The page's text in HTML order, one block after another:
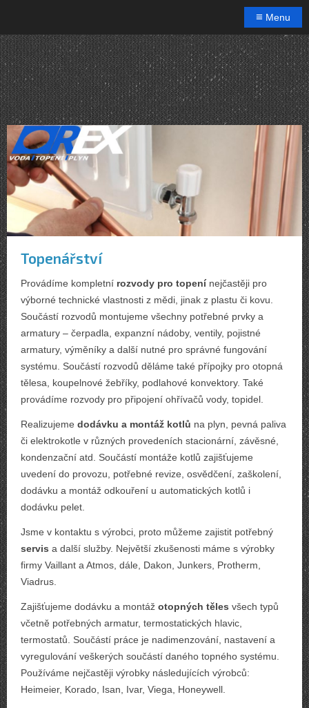
≡ Menu
Topenářství
Provádíme kompletní rozvody pro topení nejčastěji pro
výborné technické vlastnosti z mědi, jinak z plastu či kovu.
Součástí rozvodů montujeme všechny potřebné prvky a
armatury – čerpadla, expanzní nádoby, ventily, pojistné
armatury, výměníky a další nutné pro správné fungování
systému. Součástí rozvodů děláme také přípojky pro otopná
tělesa, koupelnové žebříky, podlahové konvektory. Také
provádíme rozvody pro připojení ohřívačů vody, topidel.
Realizujeme dodávku a montáž kotlů na plyn, pevná paliva
či elektrokotle v různých provedeních stacionární, závěsné,
kondenzační atd. Součástí montáže kotlů zajišťujeme
uvedení do provozu, potřebné revize, osvědčení, zaškolení,
dodávku a montáž odkouření u automatických kotlů i
dodávku pelet.
Jsme v kontaktu s výrobci, proto můžeme zajistit potřebný
servis a další služby. Největší zkušenosti máme s výrobky
firmy Vaillant a Atmos, dále, Dakon, Junkers, Protherm,
Viadrus.
Zajišťujeme dodávku a montáž otopných těles všech typů
včetně potřebných armatur, termostatických hlavic,
termostatů. Součástí práce je nadimenzování, nastavení a
vyregulování veškerých součástí daného topného systému.
Používáme nejčastěji výrobky následujících výrobců:
Heimeier, Korado, Isan, Ivar, Viega, Honeywell.